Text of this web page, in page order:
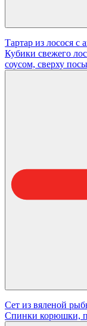
Тартар из лосося с
Кубики свежего
соусом, сверху
Сет из вяленой
Спинки корюшки,